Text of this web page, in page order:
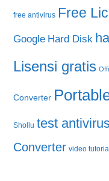
free antivirus Free
Google Hard Disk
Lisensi gratis
Converter
Shollu test
Converter video tutorial